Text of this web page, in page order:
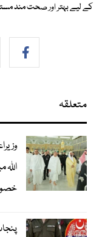
کے لیے بہتر اور صحت مند
متعلقہ